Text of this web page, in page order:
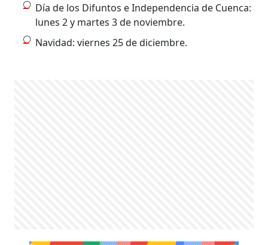
Día de los Difuntos e Independencia de Cuenca:
lunes 2 y martes 3 de noviembre.
Navidad: viernes 25 de diciembre.